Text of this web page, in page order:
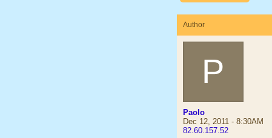
Author
P
Paolo
Dec 12, 2011 - 8:30AM
82.60.157.52